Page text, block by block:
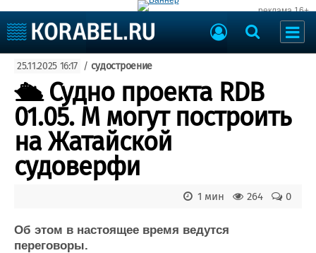
реклама 16+
Судоходство
Судоремонт
События
Пресс-релизы
Порты
Рыболовство
ВМФ
Яхты и катера
Еще
Пульс
Новости
Доска объявлений
25.11.2025 16:17 / судостроение
🛳 Судно проекта RDB
01.05. М могут построить
на Жатайской
судоверфи
0
264
1 мин
Об этом в настоящее время ведутся
переговоры.